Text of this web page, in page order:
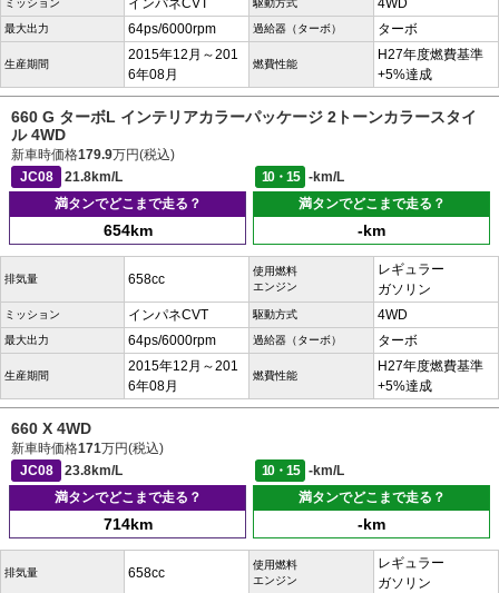
ミッション インパネCVT 駆動方式 4WD
最大出力 64ps/6000rpm 過給器（ターボ） ターボ
生産期間
2015年12月～201
6年08月
燃費性能
H27年度燃費基準
+5%達成
660 G ターボL インテリアカラーパッケージ 2トーンカラースタイ
ル 4WD
新車時価格179.9万円(税込)
JC08
21.8km/L 10・15
-km/L
満タンでどこまで走る？
654km
満タンでどこまで走る？
-km
排気量 658cc
使用燃料
エンジン
レギュラー
ガソリン
ミッション インパネCVT 駆動方式 4WD
最大出力 64ps/6000rpm 過給器（ターボ） ターボ
生産期間
2015年12月～201
6年08月
燃費性能
H27年度燃費基準
+5%達成
660 X 4WD
新車時価格171万円(税込)
JC08
23.8km/L 10・15
-km/L
満タンでどこまで走る？
714km
満タンでどこまで走る？
-km
排気量 658cc
使用燃料
エンジン
レギュラー
ガソリン